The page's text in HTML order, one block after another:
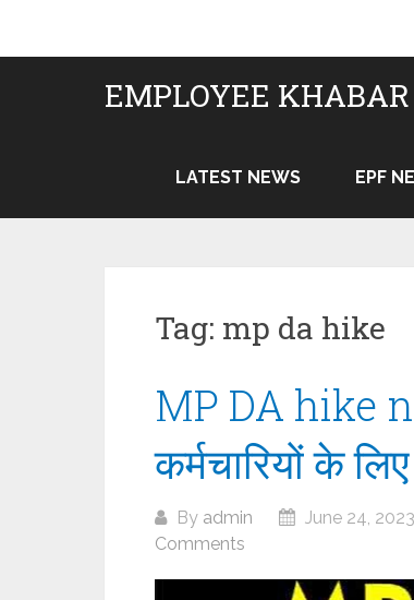
content
EMPLOYEE KHABAR
LATEST NEWS EPF
Tag: mp da hike
MP DA hike
कर्मचारियों के
By admin June 24, 2023
Comments